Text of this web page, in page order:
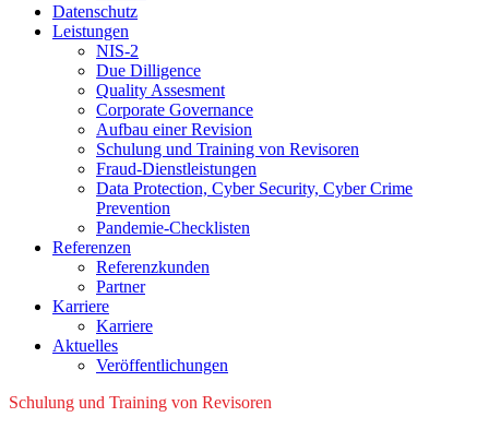
Datenschutz
Leistungen
NIS-2
Due Dilligence
Quality Assesment
Corporate Governance
Aufbau einer Revision
Schulung und Training von Revisoren
Fraud-Dienstleistungen
Data Protection, Cyber Security, Cyber Crime
Prevention
Pandemie-Checklisten
Referenzen
Referenzkunden
Partner
Karriere
Karriere
Aktuelles
Veröffentlichungen
Schulung und Training von Revisoren